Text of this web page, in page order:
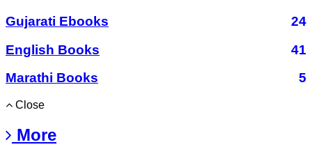
Gujarati Ebooks
24
English Books
41
Marathi Books
5
Close
More